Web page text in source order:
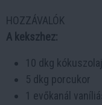
HOZZÁVALÓK
A kekszhez:
10 dkg kókuszolaj
5 dkg porcukor
1 evőkanál